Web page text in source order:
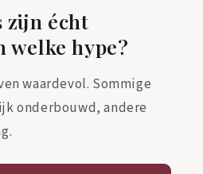
zijn écht
welke hype?
waardevol. Sommige
onderbouwd, andere